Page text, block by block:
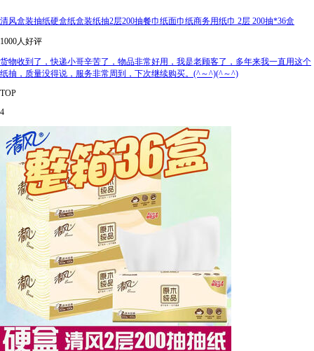
清风盒装抽纸硬盒纸盒装纸抽2层200抽餐巾纸面巾纸商务用纸巾 2层 200抽*36盒
1000人好评
货物收到了，快递小哥辛苦了，物品非常好用，我是老顾客了，多年来我一直用这个
纸抽，质量没得说，服务非常周到，下次继续购买。(^～^)(^～^)
TOP
4